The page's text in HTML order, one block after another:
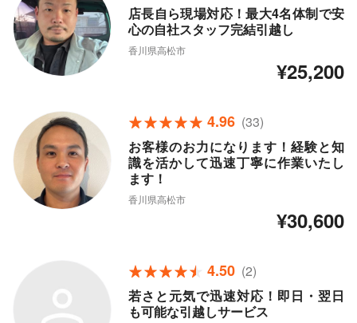
店長自ら現場対応！最大4名体制で安
心の自社スタッフ完結引越し
香川県高松市
¥25,200
4.96 (33)
お客様のお力になります！経験と知
識を活かして迅速丁寧に作業いたし
ます！
香川県高松市
¥30,600
4.50 (2)
若さと元気で迅速対応！即日・翌日
も可能な引越しサービス